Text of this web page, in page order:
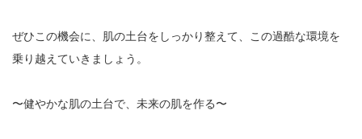
ぜひこの機会に、肌の土台をしっかり整えて、この過酷な環境を
乗り越えていきましょう。
〜健やかな肌の土台で、未来の肌を作る〜